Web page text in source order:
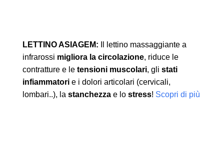
LETTINO ASIAGEM:
Il lettino massaggiante a
infrarossi migliora la circolazione, riduce le
contratture e le tensioni muscolari, gli stati
infiammatori e i dolori articolari (cervicali,
lombari..), la stanchezzae lo stress! Scopri di più